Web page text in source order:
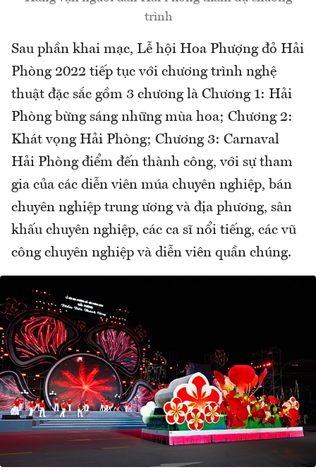
trình
Sau phần khai mạc, Lễ hội Hoa Phượng đỏ Hải
Phòng 2022 tiếp tục với chương trình nghệ
thuật đặc sắc gồm 3 chương là Chương 1: Hải
Phòng bừng sáng những mùa hoa; Chương 2:
Khát vọng Hải Phòng; Chương 3: Carnaval
Hải Phòng điểm đến thành công, với sự tham
gia của các diễn viên múa chuyên nghiệp, bán
chuyên nghiệp trung ương và địa phương, sân
khấu chuyên nghiệp, các ca sĩ nổi tiếng, các vũ
công chuyên nghiệp và diễn viên quần chúng.